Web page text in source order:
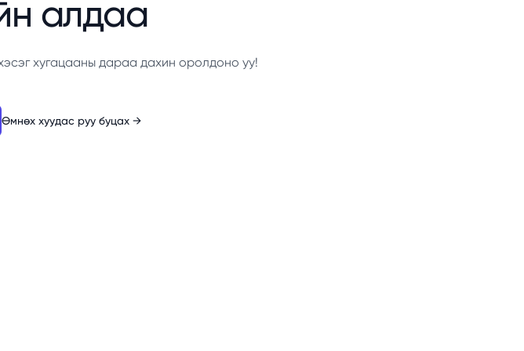
алдаа
хугацааны дараа дахин оролдоно уу!
Өмнөх хуудас руу буцах →